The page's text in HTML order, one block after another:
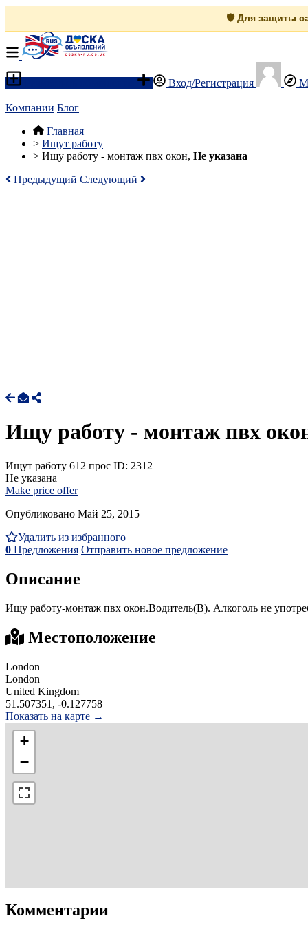
🛡️ Для защиты
Вход/Регистрация
Компании Блог
Главная
> Ищут работу
> Ищу работу - монтаж пвх окон, Не указана
Предыдущий Следующий
Ищу работу - монтаж пвх
Ищут работу 612 прос ID: 2312
Не указана
Make price offer
Опубликовано Май 25, 2015
Удалить из избранного
0 Предложения Отправить новое предложение
Описание
Ищу работу-монтаж пвх окон.Водитель(В). Алкоголь не
Местоположение
London
London
United Kingdom
51.507351, -0.127758
Показать на карте →
+
−
Комментарии